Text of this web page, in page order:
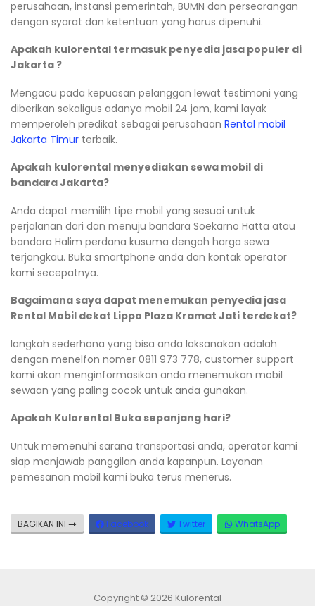
perusahaan, instansi pemerintah, BUMN dan perseorangan
dengan syarat dan ketentuan yang harus dipenuhi.
Apakah kulorental termasuk penyedia jasa populer di
Jakarta ?
Mengacu pada kepuasan pelanggan lewat testimoni yang
diberikan sekaligus adanya mobil 24 jam, kami layak
memperoleh predikat sebagai perusahaan Rental mobil
Jakarta Timur terbaik.
Apakah kulorental menyediakan sewa mobil di
bandara Jakarta?
Anda dapat memilih tipe mobil yang sesuai untuk
perjalanan dari dan menuju bandara Soekarno Hatta atau
bandara Halim perdana kusuma dengah harga sewa
terjangkau. Buka smartphone anda dan kontak operator
kami secepatnya.
Bagaimana saya dapat menemukan penyedia jasa
Rental Mobil dekat Lippo Plaza Kramat Jati terdekat?
langkah sederhana yang bisa anda laksanakan adalah
dengan menelfon nomer 0811 973 778, customer support
kami akan menginformasikan anda menemukan mobil
sewaan yang paling cocok untuk anda gunakan.
Apakah Kulorental Buka sepanjang hari?
Untuk memenuhi sarana transportasi anda, operator kami
siap menjawab panggilan anda kapanpun. Layanan
pemesanan mobil kami buka terus menerus.
BAGIKAN INI Facebook Twitter WhatsApp
Copyright © 2026 Kulorental